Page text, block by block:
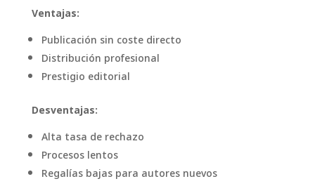
Ventajas:
Publicación sin coste directo
Distribución profesional
Prestigio editorial
Desventajas:
Alta tasa de rechazo
Procesos lentos
Regalías bajas para autores nuevos